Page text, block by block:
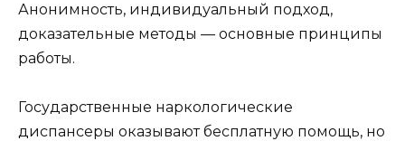
Анонимность, индивидуальный подход,
доказательные методы — основные принципы
работы.
Государственные наркологические
диспансеры оказывают бесплатную помощь, но